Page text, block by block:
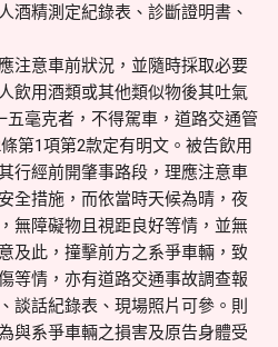
酒精測定紀錄表、診斷證明書、
注意車前狀況，並隨時採取必要
飲用酒類或其他類似物後其吐氣
毫克者，不得駕車，道路交通管
第1項第2款定有明文。被告飲用
行經前開肇事路段，理應注意車
全措施，而依當時天候為晴，夜
無障礙物且視距良好等情，並無
及此，撞擊前方之系爭車輛，致
等情，亦有道路交通事故調查報
談話紀錄表、現場照片可參。則
與系爭車輛之損害及原告身體受